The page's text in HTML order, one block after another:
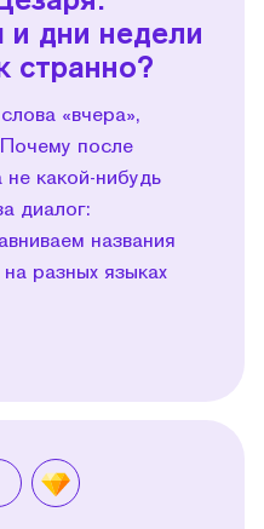
дни недели
странно?
«вчера»,
после
какой-нибудь
диалог:
названия
разных языках